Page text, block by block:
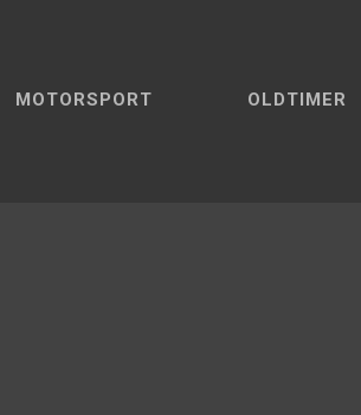
MOTORSPORT OLDTIMER